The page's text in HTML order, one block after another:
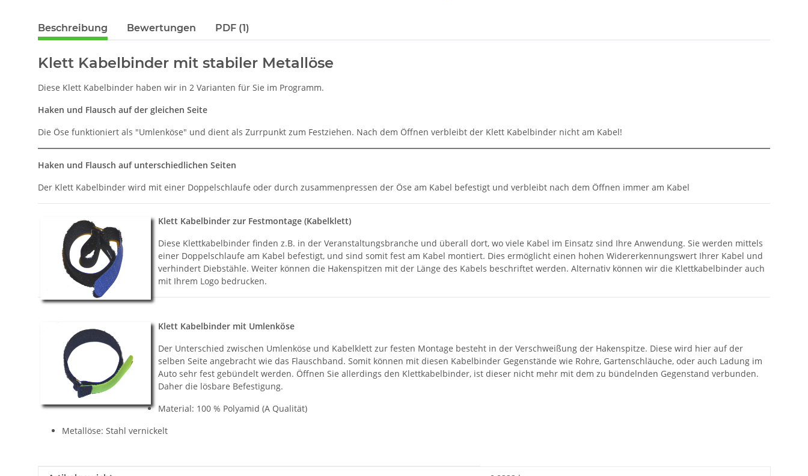
Beschreibung Bewertungen PDF (1)
Klett Kabelbinder mit stabiler Metallöse
Diese Klett Kabelbinder haben wir in 2 Varianten für Sie im Programm.
Haken und Flausch auf der gleichen Seite
Die Öse funktioniert als "Umlenköse" und dient als Zurrpunkt zum Festziehen. Nach dem Öffnen verbleibt der Klett Kabelbinder nicht am Kabel!
Haken und Flausch auf unterschiedlichen Seiten
Der Klett Kabelbinder wird mit einer Doppelschlaufe oder durch zusammenpressen der Öse am Kabel befestigt und verbleibt nach dem Öffnen immer am Kabel
Klett Kabelbinder zur Festmontage (Kabelklett)
Diese Klettkabelbinder finden z.B. in der Veranstaltungsbranche und überall dort, wo viele Kabel im Einsatz sind Ihre Anwendung. Sie werden mittels
einer Doppelschlaufe am Kabel befestigt, und sind somit fest am Kabel montiert. Dies ermöglicht einen hohen Widererkennungswert Ihrer Kabel und
verhindert Diebstähle. Weiter können die Hakenspitzen mit der Länge des Kabels beschriftet werden. Alternativ können wir die Klettkabelbinder auch
mit Ihrem Logo bedrucken.
Klett Kabelbinder mit Umlenköse
Der Unterschied zwischen Umlenköse und Kabelklett zur festen Montage besteht in der Verschweißung der Hakenspitze. Diese wird hier auf der
selben Seite angebracht wie das Flauschband. Somit können mit diesen Kabelbinder Gegenstände wie Rohre, Gartenschläuche, oder auch Ladung im
Auto sehr fest gebündelt werden. Öffnen Sie allerdings den Klettkabelbinder, ist dieser nicht mehr mit dem zu bündelnden Gegenstand verbunden.
Daher die lösbare Befestigung.
Material: 100 % Polyamid (A Qualität)
Metallöse: Stahl vernickelt